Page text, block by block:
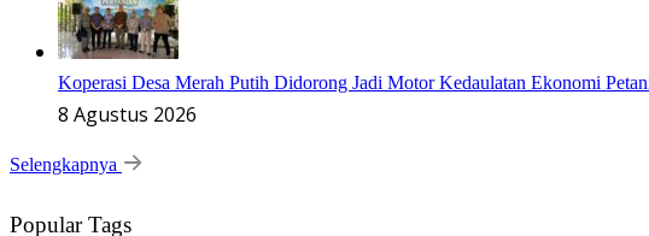
Koperasi Desa Merah Putih Didorong Jadi Motor Kedaulatan Ekonomi
8 Agustus 2026
Selengkapnya
Popular Tags